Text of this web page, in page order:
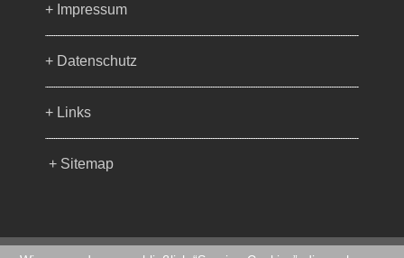
+ Impressum
+ Datenschutz
+ Links
+ Sitemap